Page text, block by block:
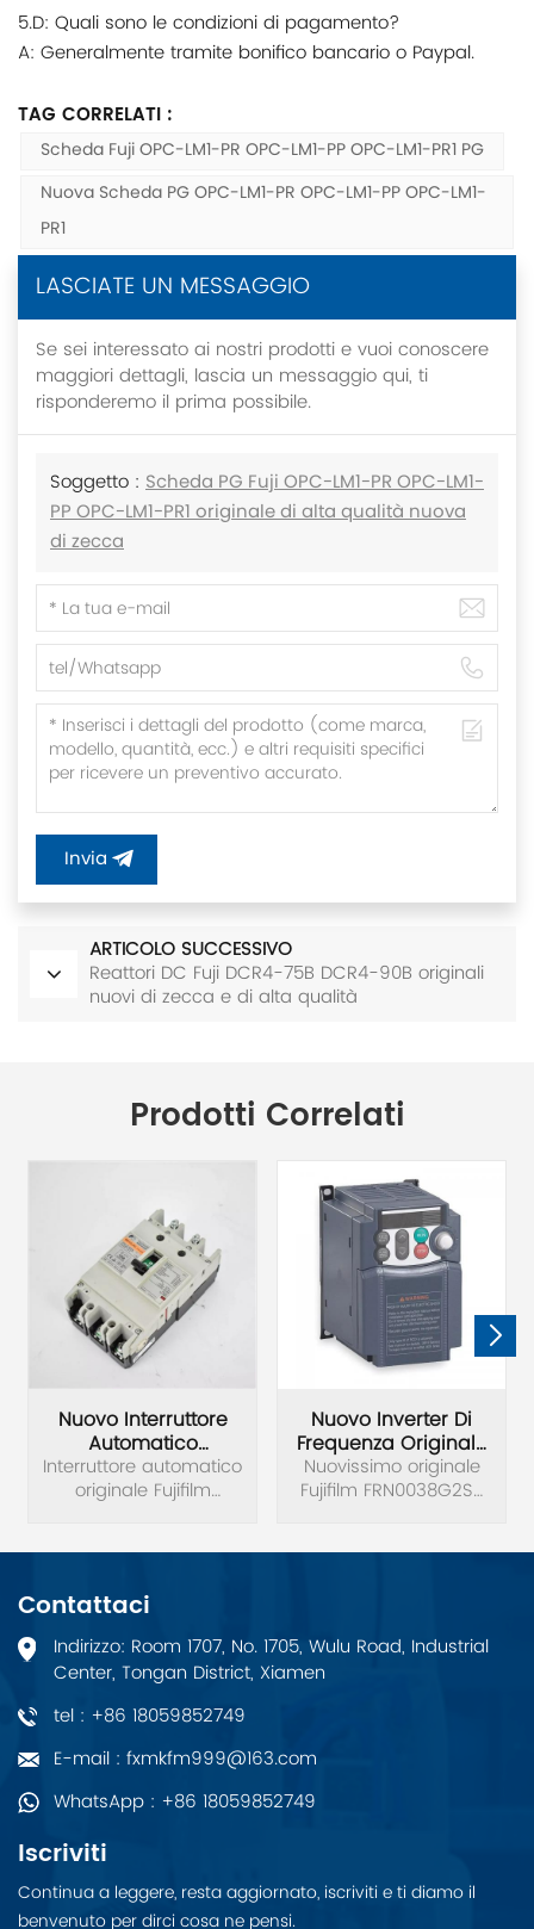
5.D: Quali sono le condizioni di pagamento?
A: Generalmente tramite bonifico bancario o Paypal.
TAG CORRELATI :
Scheda Fuji OPC-LM1-PR OPC-LM1-PP OPC-LM1-PR1 PG
Nuova Scheda PG OPC-LM1-PR OPC-LM1-PP OPC-LM1-
PR1
LASCIATE UN MESSAGGIO
Se sei interessato ai nostri prodotti e vuoi conoscere
maggiori dettagli, lascia un messaggio qui, ti
risponderemo il prima possibile.
Soggetto : Scheda PG Fuji OPC-LM1-PR OPC-LM1-
PP OPC-LM1-PR1 originale di alta qualità nuova
di zecca
Invia
ARTICOLO SUCCESSIVO
Reattori DC Fuji DCR4-75B DCR4-90B originali
nuovi di zecca e di alta qualità
Prodotti Correlati
Nuovo Interruttore
Automatico
Originale Fujifilm
BW125JAG-3P
Interruttore automatico
originale Fujifilm
Nuovo Inverter Di
Frequenza Originale
Fujifilm FRN0038G2S-
4C
Nuovissimo originale
Fujifilm FRN0038G2S-
trifase 380 V potenza
Contattaci
Indirizzo: Room 1707, No. 1705, Wulu Road, Industrial
Center, Tongan District, Xiamen
tel : +86 18059852749
E-mail : fxmkfm999@163.com
WhatsApp : +86 18059852749
Iscriviti
Continua a leggere, resta aggiornato, iscriviti e ti diamo il
benvenuto per dirci cosa ne pensi.